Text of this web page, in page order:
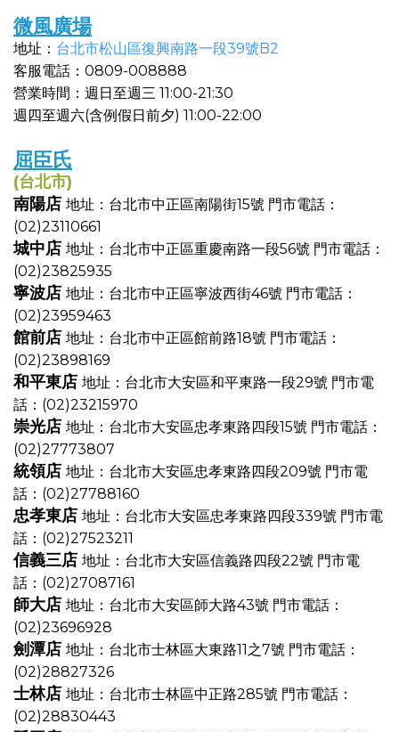
微風廣場
地址： 台北市松山區復興南路一段39號B2
客服電話：0809-008888
營業時間：週日至週三 11:00-21:30
週四至週六(含例假日前夕) 11:00-22:00
屈臣氏
(台北市)
南陽店 地址：台北市中正區南陽街15號 門市電話：
(02)23110661
城中店 地址：台北市中正區重慶南路一段56號 門市電話：
(02)23825935
寧波店 地址：台北市中正區寧波西街46號 門市電話：
(02)23959463
館前店 地址：台北市中正區館前路18號 門市電話：
(02)23898169
和平東店 地址：台北市大安區和平東路一段29號 門市電
話：(02)23215970
崇光店 地址：台北市大安區忠孝東路四段15號 門市電話：
(02)27773807
統領店 地址：台北市大安區忠孝東路四段209號 門市電
話：(02)27788160
忠孝東店 地址：台北市大安區忠孝東路四段339號 門市電
話：(02)27523211
信義三店 地址：台北市大安區信義路四段22號 門市電
話：(02)27087161
師大店 地址：台北市大安區師大路43號 門市電話：
(02)23696928
劍潭店 地址：台北市士林區大東路11之7號 門市電話：
(02)28827326
士林店 地址：台北市士林區中正路285號 門市電話：
(02)28830443